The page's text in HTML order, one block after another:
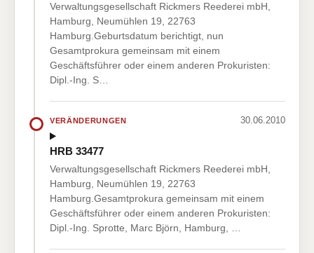
Verwaltungsgesellschaft Rickmers Reederei mbH,
Hamburg, Neumühlen 19, 22763
Hamburg.Geburtsdatum berichtigt, nun
Gesamtprokura gemeinsam mit einem
Geschäftsführer oder einem anderen Prokuristen:
Dipl.-Ing. S…
VERÄNDERUNGEN 30.06.2010
HRB 33477
Verwaltungsgesellschaft Rickmers Reederei mbH,
Hamburg, Neumühlen 19, 22763
Hamburg.Gesamtprokura gemeinsam mit einem
Geschäftsführer oder einem anderen Prokuristen:
Dipl.-Ing. Sprotte, Marc Björn, Hamburg, …